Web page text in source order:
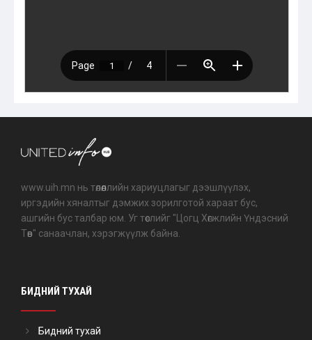
www.uih.mn нь төлөөллийн хариуцлагыг дээшлүүлэх,
иргэдийн хяналтыг дэмжих зорилготой хараат бус,
ашгийн бус талбар юм. Уг төслийг "Цогц Хөгжлийн Үндэсний
Төв" санаачлан, хэрэгжүүлж байна.
БИДНИЙ ТУХАЙ
Бидний тухай